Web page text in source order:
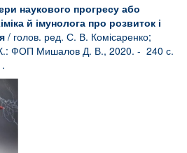
наукового прогресу або
й імунолога про розвиток і
/ голов. ред. С. В. Комісаренко;
ФОП Мишалов Д. В., 2020. - 240 с.